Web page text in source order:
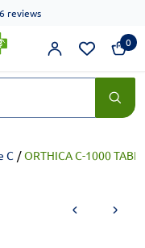
van de
reviews
0
C / ORTHICA C-1000